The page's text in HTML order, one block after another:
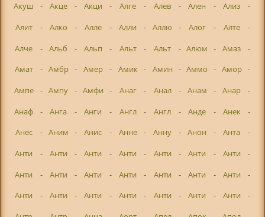
Акуш
- Акце - Акци - Алге - Алев - Ален - Ализ
-
Алит
- Алко - Алле - Алли - Аллю - Алог - Алте
-
Алче
- Альб - Альп - Альт - Альт - Алюм - Амаз
-
Амат
- Амбр - Амер - Амик - Амин - Аммо - Амор -
Ампе
- Ампу - Амфи - Анаг - Анал - Анам - Анар
-
Анаф
- Анга - Анги - Англ - Англ - Анде - Анек
-
Анес
- Аним - Анис - Анне - Анну - Анон - Анта
-
Анти
- Анти - Анти - Анти - Анти - Анти - Анти
-
Анти
- Анти - Анти - Анти - Анти - Анти - Анти
-
Анти
- Анти - Анти - Анти - Анти - Анти - Анти
-